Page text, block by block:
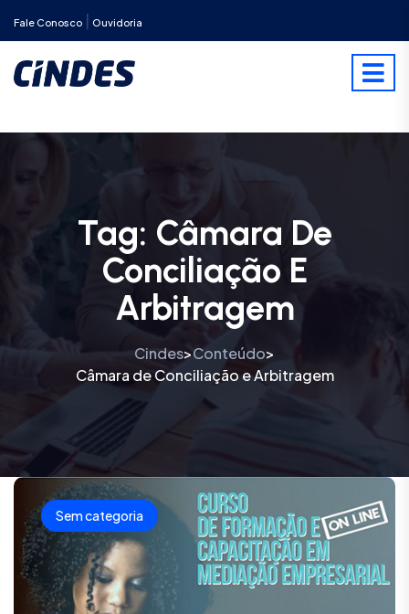
Fale Conosco Ouvidoria
Tag: Câmara De
Conciliação E
Arbitragem
Cindes>Conteúdo>
Câmara de Conciliação e Arbitragem
Sem categoria